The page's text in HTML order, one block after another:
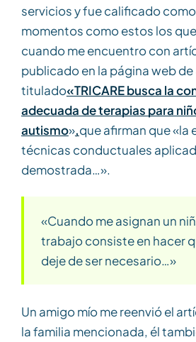
servicios y fue calificado
momentos como estos los
cuando me encuentro con
publicado en la página web
titulado«TRICARE busca la
adecuada de terapias para
autismo»,que afirman que «la
técnicas conductuales
demostrada…».
«Cuando me asignan un
trabajo consiste en hacer
deje de ser necesario…»
Un amigo mío me reenvió el
la familia mencionada, él